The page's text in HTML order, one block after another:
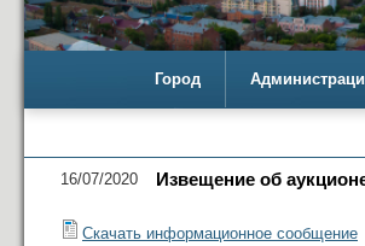
Город
16/07/2020 Извещение об
Скачать информационное сообщение